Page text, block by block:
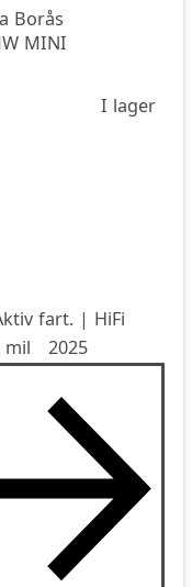
Borås
MINI
I lager
fart. | HiFi
mil 2025